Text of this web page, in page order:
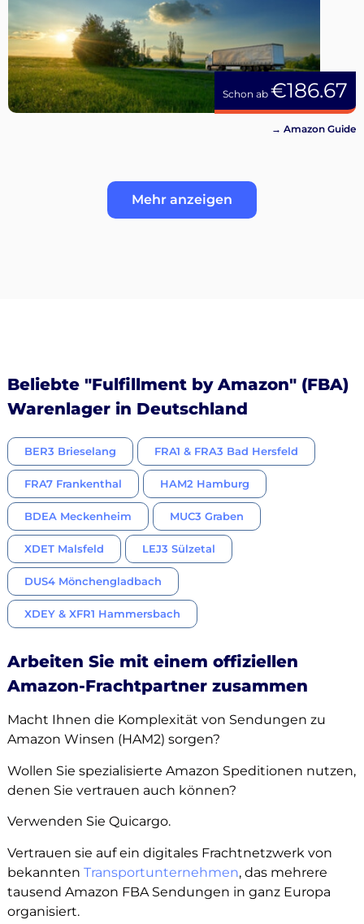
Schon ab €186.67
→ Amazon Guide
Mehr anzeigen
Beliebte "Fulfillment by Amazon" (FBA)
Warenlager in Deutschland
BER3 Brieselang FRA1 & FRA3 Bad Hersfeld
FRA7 Frankenthal HAM2 Hamburg
BDEA Meckenheim MUC3 Graben
XDET Malsfeld LEJ3 Sülzetal
DUS4 Mönchengladbach
XDEY & XFR1 Hammersbach
Arbeiten Sie mit einem offiziellen
Amazon-Frachtpartner zusammen
Macht Ihnen die Komplexität von Sendungen zu
Amazon Winsen (HAM2) sorgen?
Wollen Sie spezialisierte Amazon Speditionen nutzen,
denen Sie vertrauen auch können?
Verwenden Sie Quicargo.
Vertrauen sie auf ein digitales Frachtnetzwerk von
bekannten Transportunternehmen, das mehrere
tausend Amazon FBA Sendungen in ganz Europa
organisiert.